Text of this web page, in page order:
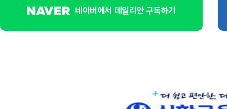
네이버에서 데일리안 구독하기